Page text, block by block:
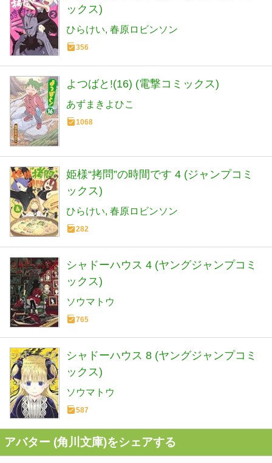
ックス)
ひらけい 春原ロビンソン
356
よつばと!(16) (電撃コミックス)
あずまきよひこ
1068
姫様“拷問”の時間です 4 (ジャンプコミ
ックス)
ひらけい 春原ロビンソン
282
シャドーハウス 4 (ヤングジャンプコミ
ックス)
ソウマトウ
765
シャドーハウス 8 (ヤングジャンプコミ
ックス)
ソウマトウ
587
アバター (角川文庫)をシェアする